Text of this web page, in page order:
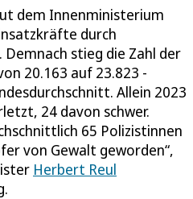
dem Innenministerium
durch
stieg die Zahl der
20.163 auf 23.823 -
Allein 2023
24 davon schwer.
65 Polizistinnen
von Gewalt geworden“,
Herbert Reul